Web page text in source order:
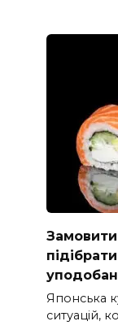
Замовити
Японська
ситуацій,